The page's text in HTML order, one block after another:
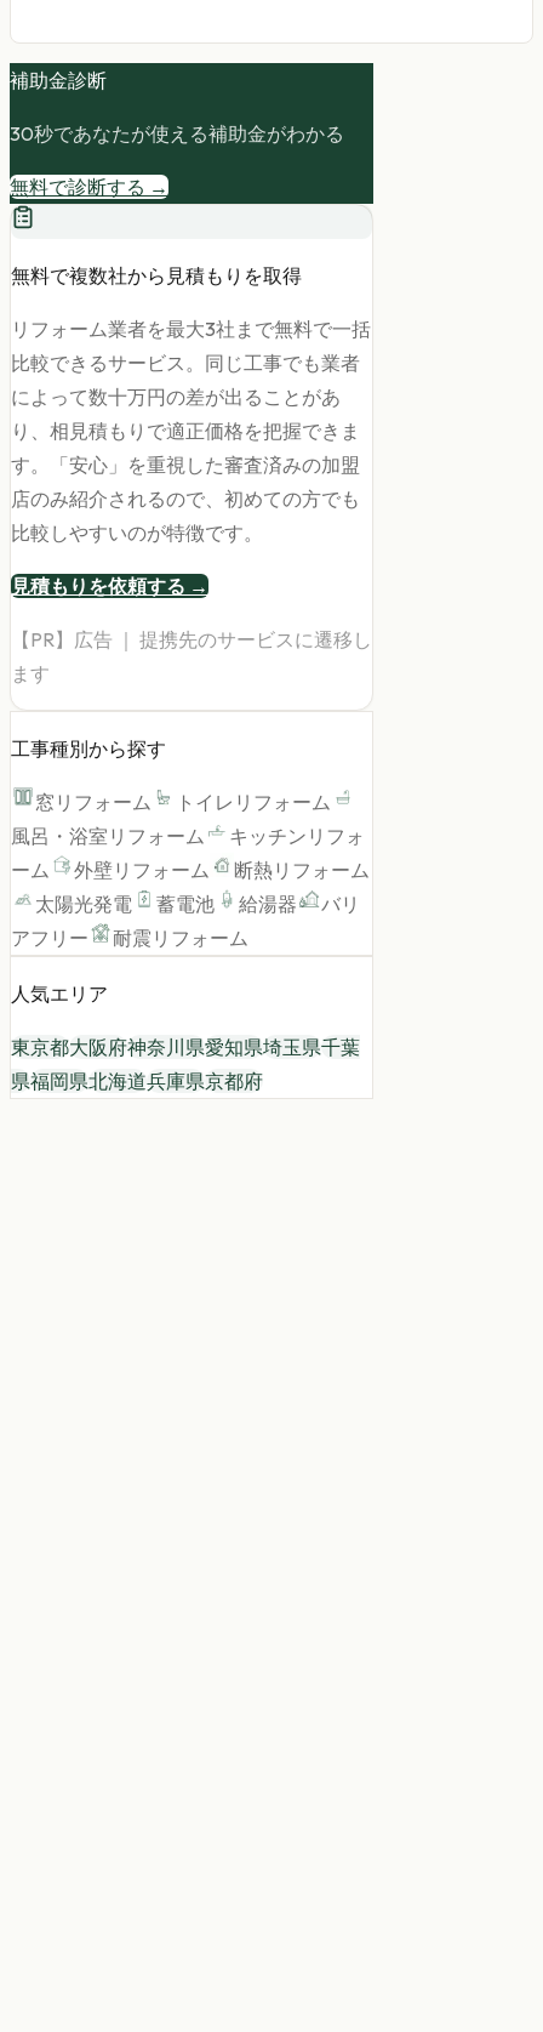
補助金診断
30秒であなたが使える補助金がわかる
無料で診断する →
無料で複数社から見積もりを取得
リフォーム業者を最大3社まで無料で一括
比較できるサービス。同じ工事でも業者
によって数十万円の差が出ることがあ
り、相見積もりで適正価格を把握できま
す。「安心」を重視した審査済みの加盟
店のみ紹介されるので、初めての方でも
比較しやすいのが特徴です。
見積もりを依頼する →
【PR】広告 ｜ 提携先のサービスに遷移し
ます
工事種別から探す
窓リフォーム
トイレリフォーム
風呂・浴室リフォーム
キッチンリフォ
ーム
外壁リフォーム
断熱リフォーム
太陽光発電
蓄電池 給湯器
バリ
アフリー
耐震リフォーム
人気エリア
東京都大阪府神奈川県愛知県埼玉県千葉
県福岡県北海道兵庫県京都府